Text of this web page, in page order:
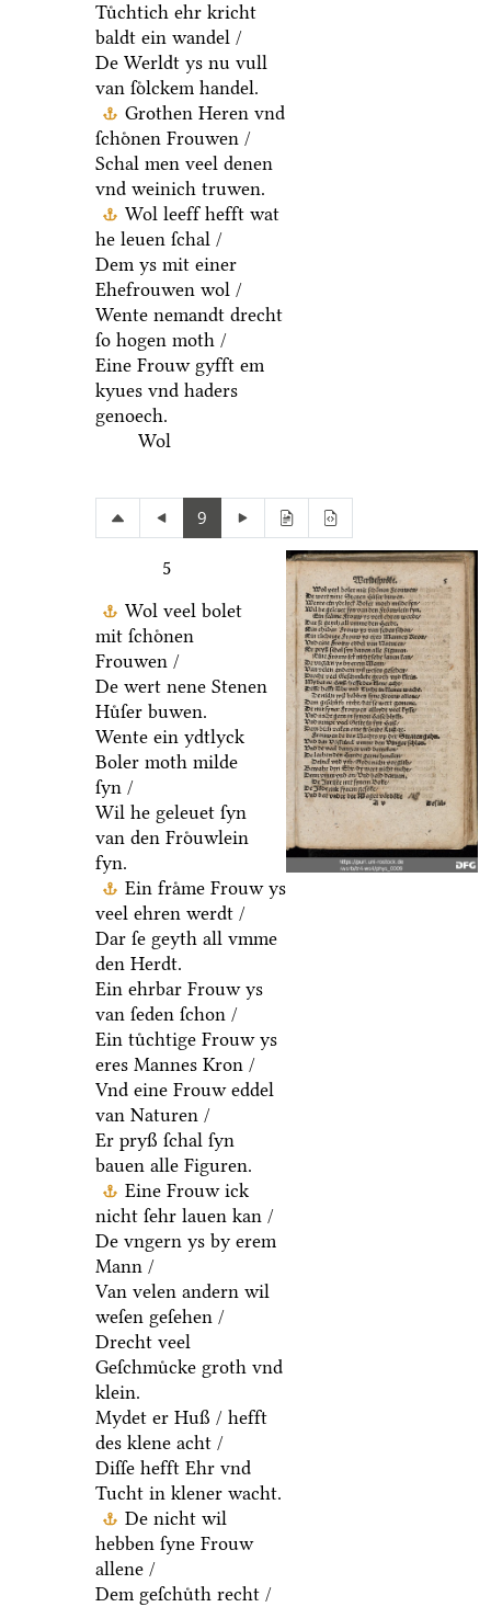
Tuͤchtich ehr kricht
baldt ein wandel /
De Werldt ys nu vull
van ſoͤlckem handel.
Grothen Heren vnd
ſchoͤnen Frouwen /
Schal men veel denen
vnd weinich truwen.
Wol leeff hefft wat
he leuen ſchal /
Dem ys mit einer
Ehefrouwen wol /
Wente nemandt drecht
ſo hogen moth /
Eine Frouw gyfft em
kyues vnd haders
genoech.
Wol
9
5
Wol veel bolet
mit ſchoͤnen
Frouwen /
De wert nene Stenen
Huͤſer buwen.
Wente ein ydtlyck
Boler moth milde
ſyn /
Wil he geleuet ſyn
van den Froͤuwlein
fyn.
Ein fraͤme Frouw ys
veel ehren werdt /
Dar ſe geyth all vmme
den Herdt.
Ein ehrbar Frouw ys
van ſeden ſchon /
Ein tuͤchtige Frouw ys
eres Mannes Kron /
Vnd eine Frouw eddel
van Naturen /
Er pryß ſchal ſyn
bauen alle Figuren.
Eine Frouw ick
nicht ſehr lauen kan /
De vngern ys by erem
Mann /
Van velen andern wil
weſen geſehen /
Drecht veel
Geſchmuͤcke groth vnd
klein.
Mydet er Huß / hefft
des klene acht /
Diſſe hefft Ehr vnd
Tucht in klener wacht.
De nicht wil
hebben ſyne Frouw
allene /
Dem geſchuͤth recht /